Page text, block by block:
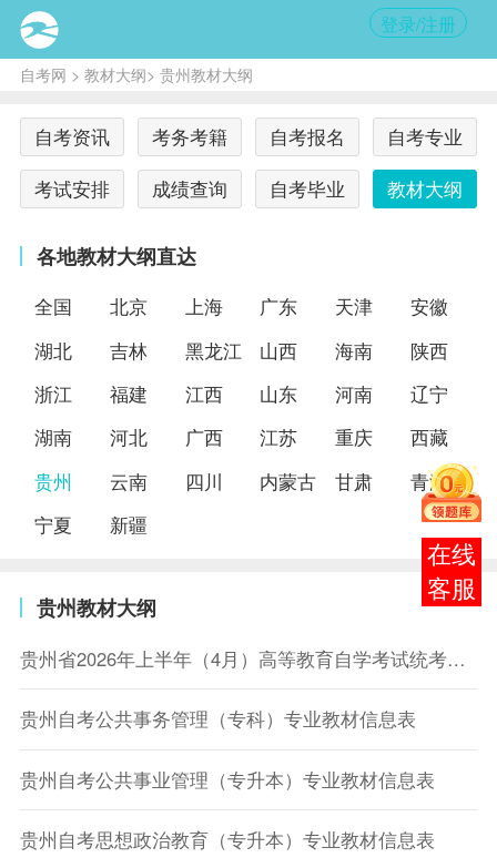
登录/注册
自考网 > 教材大纲> 贵州教材大纲
自考资讯 考务考籍 自考报名
自考专业
考试安排
成绩查询 自考毕业 教材大纲
各地教材大纲直达
全国 北京 上海 广东 天津
安徽
湖北
吉林 黑龙江 山西 海南
陕西
浙江
福建 江西 山东 河南
辽宁
湖南
河北 广西 江苏 重庆
西藏
贵州
云南 四川 内蒙古 甘肃
青海
宁夏
新疆
贵州教材大纲
贵州省2026年上半年（4月）高等教育自学考试统考课程推荐教材目录
贵州自考公共事务管理（专科）专业教材信息表
贵州自考公共事业管理（专升本）专业教材信息表
贵州自考思想政治教育（专升本）专业教材信息表
在线
客服